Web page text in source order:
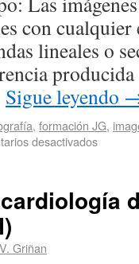
con
lineales o
Sigue leyendo
, formación JG,
desactivados
Griñan